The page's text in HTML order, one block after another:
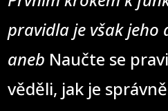
pravidla je však jeho
aneb Naučte se
věděli, jak je